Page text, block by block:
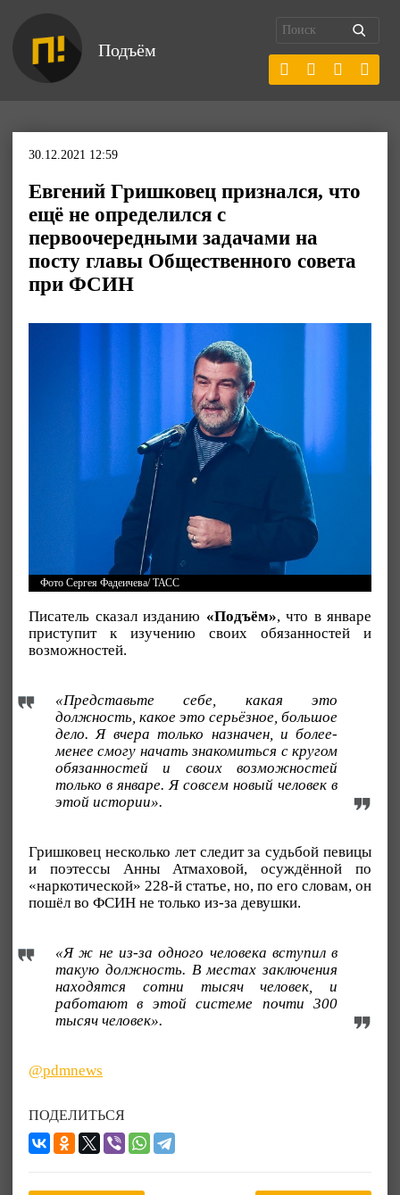
Подъём
30.12.2021 12:59
Евгений Гришковец признался, что
ещё не определился с
первоочередными задачами на
посту главы Общественного совета
при ФСИН
Фото Сергея Фадеичева/ ТАСС
Писатель сказал изданию «Подъём», что в январе
приступит к изучению своих обязанностей и
возможностей.
«Представьте себе, какая это
должность, какое это серьёзное, большое
дело. Я вчера только назначен, и более-
менее смогу начать знакомиться с кругом
обязанностей и своих возможностей
только в январе. Я совсем новый человек в
этой истории».
Гришковец несколько лет следит за судьбой певицы
и поэтессы Анны Атмаховой, осуждённой по
«наркотической» 228-й статье, но, по его словам, он
пошёл во ФСИН не только из-за девушки.
«Я ж не из-за одного человека вступил в
такую должность. В местах заключения
находятся сотни тысяч человек, и
работают в этой системе почти 300
тысяч человек».
@pdmnews
ПОДЕЛИТЬСЯ